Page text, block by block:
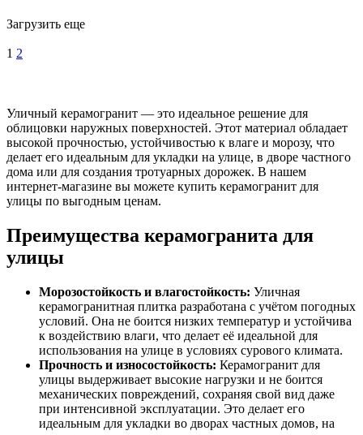
Загрузить еще
1 2
Уличный керамогранит — это идеальное решение для
облицовки наружных поверхностей. Этот материал обладает
высокой прочностью, устойчивостью к влаге и морозу, что
делает его идеальным для укладки на улице, в дворе частного
дома или для создания тротуарных дорожек. В нашем
интернет-магазине вы можете купить керамогранит для
улицы по выгодным ценам.
Преимущества керамогранита для
улицы
Морозостойкость и влагостойкость: Уличная
керамогранитная плитка разработана с учётом погодных
условий. Она не боится низких температур и устойчива
к воздействию влаги, что делает её идеальной для
использования на улице в условиях сурового климата.
Прочность и износостойкость: Керамогранит для
улицы выдерживает высокие нагрузки и не боится
механических повреждений, сохраняя свой вид даже
при интенсивной эксплуатации. Это делает его
идеальным для укладки во дворах частных домов, на